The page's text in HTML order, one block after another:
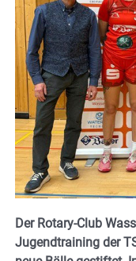
Der Rotary-Club
Jugendtraining der